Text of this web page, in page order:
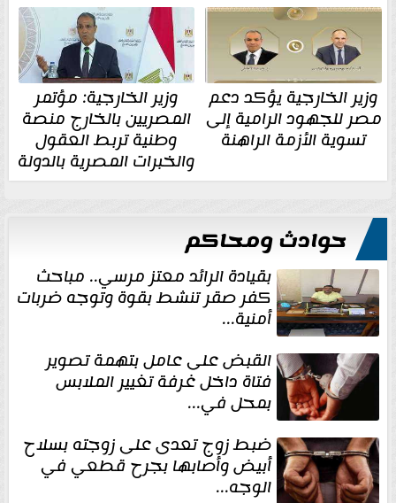
وزير الخارجية يؤكد دعم
مصر للجهود الرامية إلى
تسوية الأزمة الراهنة
وزير الخارجية: مؤتمر
المصريين بالخارج منصة
وطنية تربط العقول
والخبرات المصرية بالدولة
حوادث ومحاكم
بقيادة الرائد معتز مرسي.. مباحث
كفر صقر تنشط بقوة وتوجه ضربات
أمنية...
القبض على عامل بتهمة تصوير
فتاة داخل غرفة تغيير الملابس
بمحل في...
ضبط زوج تعدى على زوجته بسلاح
أبيض وأصابها بجرح قطعي في
الوجه...